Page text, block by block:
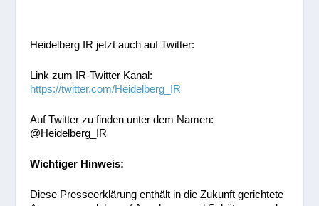
Heidelberg IR jetzt auch auf Twitter:
Link zum IR-Twitter Kanal:
https://twitter.com/Heidelberg_IR
Auf Twitter zu finden unter dem Namen:
@Heidelberg_IR
Wichtiger Hinweis:
Diese Presseerklärung enthält in die Zukunft gerichtete